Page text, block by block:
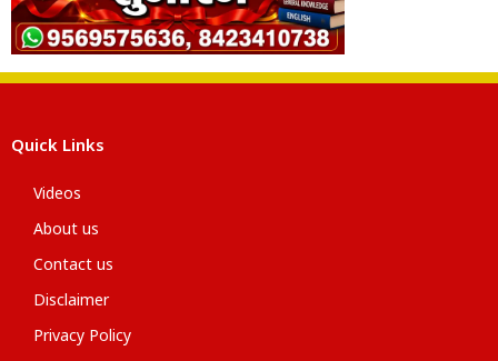
Quick Links
Videos
About us
Contact us
Disclaimer
Privacy Policy